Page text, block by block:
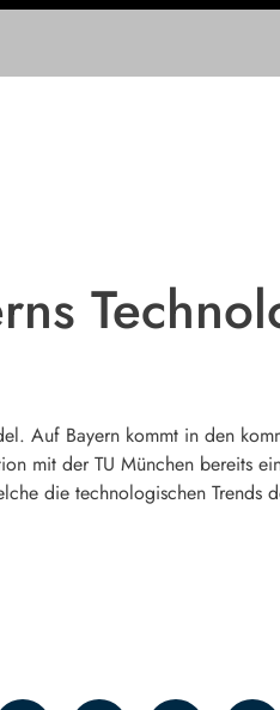
Auf Bayern kommt in den
mit der TU München bereits
die technologischen Trends